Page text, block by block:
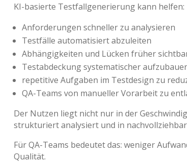
KI-basierte Testfallgenerierung kann helfen:
Anforderungen schneller zu analysieren
Testfälle automatisiert abzuleiten
Abhängigkeiten und Lücken früher
Testabdeckung systematischer
repetitive Aufgaben im Testdesign zu
QA-Teams von manueller Vorarbeit zu
Der Nutzen liegt nicht nur in der
strukturiert analysiert und in
Für QA-Teams bedeutet das: weniger
Qualität.